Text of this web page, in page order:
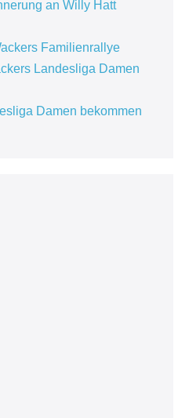
an Willy Hatt
Familienrallye
Landesliga Damen
Damen bekommen